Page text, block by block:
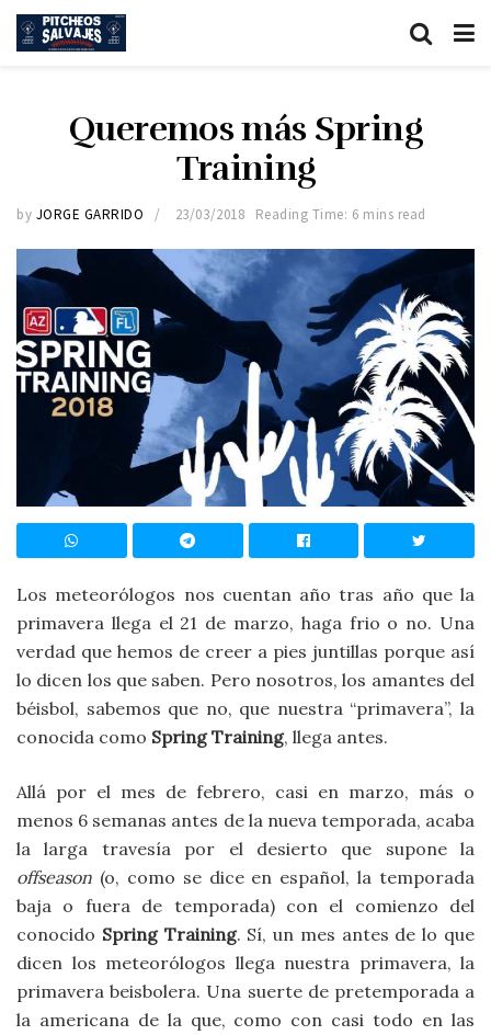
Queremos más Spring
Training
by JORGE GARRIDO 23/03/2018 Reading Time: 6 mins read
Los meteorólogos nos cuentan año tras año que la
primavera llega el 21 de marzo, haga frio o no. Una
verdad que hemos de creer a pies juntillas porque así
lo dicen los que saben. Pero nosotros, los amantes del
béisbol, sabemos que no, que nuestra “primavera”, la
conocida como Spring Training, llega antes.
Allá por el mes de febrero, casi en marzo, más o
menos 6 semanas antes de la nueva temporada, acaba
la larga travesía por el desierto que supone la
offseason (o, como se dice en español, la temporada
baja o fuera de temporada) con el comienzo del
conocido Spring Training. Sí, un mes antes de lo que
dicen los meteorólogos llega nuestra primavera, la
primavera beisbolera. Una suerte de pretemporada a
la americana de la que, como con casi todo en las